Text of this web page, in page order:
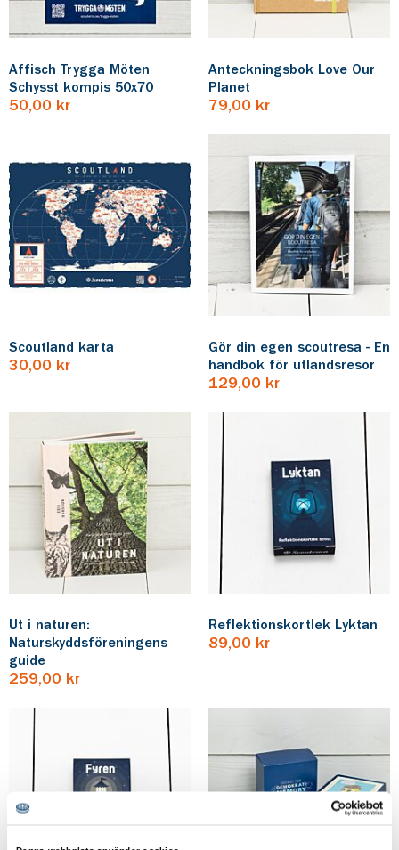
Affisch Trygga Möten
Schysst kompis 50x70
50,00 kr
Anteckningsbok Love Our
Planet
79,00 kr
Scoutland karta
30,00 kr
Gör din egen scoutresa - En
handbok för utlandsresor
129,00 kr
Ut i naturen:
Naturskyddsföreningens
guide
259,00 kr
Reflektionskortlek Lyktan
89,00 kr